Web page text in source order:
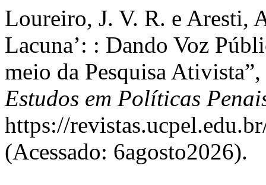
Loureiro, J. V. R. e Aresti,
Lacuna’: : Dando Voz
meio da Pesquisa Ativista”,
Estudos em Políticas
https://
(Acessado: 6agosto2026).